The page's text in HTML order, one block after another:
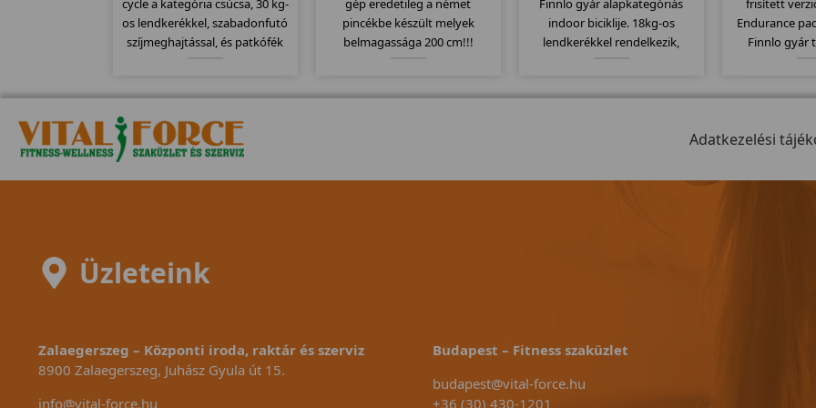
cycle a kategória csúcsa, 30 kg-
os lendkerékkel, szabadonfutó
szíjmeghajtással, és patkófék
kitartóknak, ekkora
lendkerékkel csúcsokat
dönthetünk meg!
gép eredetileg a német
pincékbe készült melyek
belmagassága 200 cm!!!
Finnlo gyár alapkategóriás
indoor biciklije. 18kg-os
lendkerékkel rendelkezik,
Kitűnően alkalmas erőltetett
frisített
Endurance
Finnlo gyár
es futófelület,
Adatkezelési
Üzleteink
Zalaegerszeg – Központi iroda, raktár és szerviz
8900 Zalaegerszeg, Juhász Gyula út 15.
info@vital-force.hu
Budapest – Fitness szaküzlet
budapest@vital-force.hu
+36 (30) 430-1201